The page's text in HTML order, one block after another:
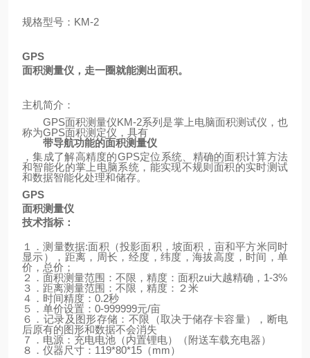
规格型号： KM-2
GPS
面积测量仪，走一圈就能测出面积。
主机简介：
GPS面积测量仪KM-2系列是掌上电脑面积测试仪，也
称为GPS面积测定仪，具有
带导航功能的面积测量仪
，集成了解高精度的GPS定位系统、精确的面积计算方法
和智能化的掌上电脑系统，能实现不规则面积的实时测试
和数据智能化处理和储存。
GPS
面积测量仪
技术指标：
１．测量数据:面积（投影面积，坡面积，亩和平方米同时
显示），距离，周长，经度，纬度，海拔高度，时间，单
价，总价；
２．面积测量范围：不限，精度：面积zui大越精确， 1-3%
３．距离测量范围：不限，精度：２米
４．时间精度： 0.2秒
５．单价设置： 0-999999元/亩
６．记录及图形存储：不限（取决于储存卡容量），断电
后原有的图形和数据不会消失
７．电源：充电电池（内置锂电）
（附送车载充电器）
８．仪器尺寸： 119*80*15 （mm）